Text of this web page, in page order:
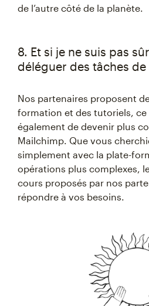
de l’autre côté de la planète.
8. Et si je ne suis pas
déléguer des tâches
Nos partenaires proposent
formation et des tutoriels,
également de devenir plus
Mailchimp. Que vous
simplement avec la plate-
opérations plus complexes,
cours proposés par nos
répondre à vos besoins.